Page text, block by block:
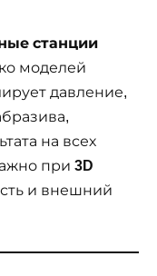
станции
моделей
давление,
на всех
при 3D
и внешний